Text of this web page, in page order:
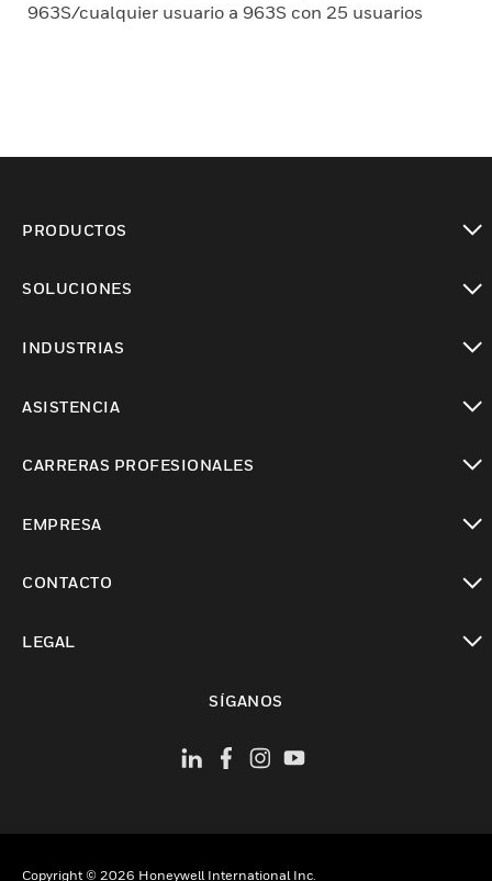
963S/cualquier usuario a 963S con 25 usuarios
PRODUCTOS
SOLUCIONES
INDUSTRIAS
ASISTENCIA
CARRERAS PROFESIONALES
EMPRESA
CONTACTO
LEGAL
SÍGANOS
Copyright © 2026 Honeywell International Inc.